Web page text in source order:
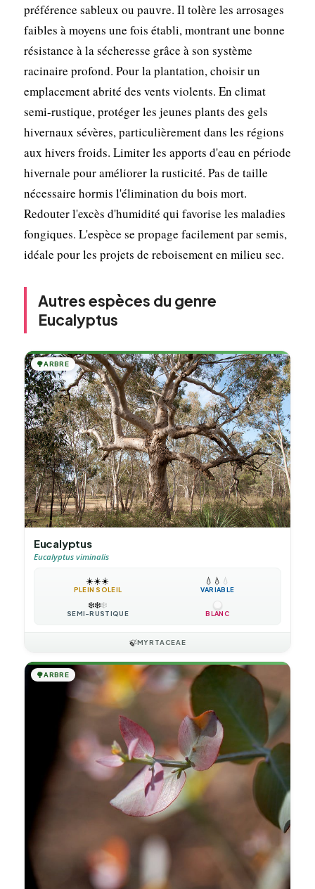
préférence sableux ou pauvre. Il tolère les arrosages
faibles à moyens une fois établi, montrant une bonne
résistance à la sécheresse grâce à son système
racinaire profond. Pour la plantation, choisir un
emplacement abrité des vents violents. En climat
semi-rustique, protéger les jeunes plants des gels
hivernaux sévères, particulièrement dans les régions
aux hivers froids. Limiter les apports d'eau en période
hivernale pour améliorer la rusticité. Pas de taille
nécessaire hormis l'élimination du bois mort.
Redouter l'excès d'humidité qui favorise les maladies
fongiques. L'espèce se propage facilement par semis,
idéale pour les projets de reboisement en milieu sec.
Autres espèces du genre
Eucalyptus
🌳ARBRE
Eucalyptus
Eucalyptus viminalis
☀️☀️☀️
PLEIN SOLEIL
💧 💧 💧
VARIABLE
❄️❄️❄️
SEMI-RUSTIQUE BLANC
🍃MYRTACEAE
🌳ARBRE